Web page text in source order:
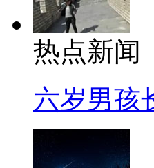
热点新闻
六岁男孩